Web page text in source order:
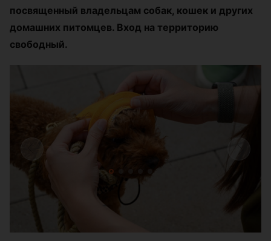
посвященный владельцам собак, кошек и других
домашних питомцев. Вход на территорию
свободный.